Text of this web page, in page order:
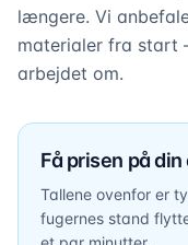
længere. Vi
materialer fra start
arbejdet om.
Få prisen på
Tallene ovenfor er
fugernes stand